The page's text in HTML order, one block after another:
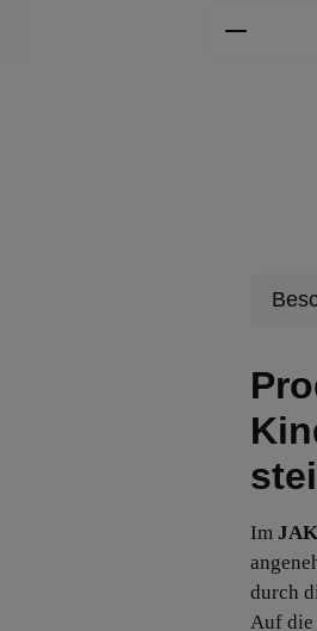
Im
durch
Auf die